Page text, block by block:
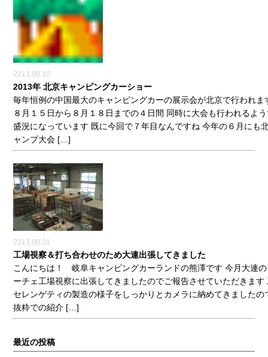
2013.08.10
2013年 北京キャンピングカーショー
毎年恒例の中国最大のキャンピングカーの展示会が北京で行われま
８月１５日から８月１８日までの４日間 同時に大会も行われるよ
盛況になっています 既に今回で７年目なんですね 今年の６月にも
ャンプ大会 […]
2013.08.01
工場視察＆打ち合わせのため大連出張してきました
こんにちは！ 岐阜キャンピングカーランドの熊澤です 今月大連
ーチェ工場視察に出張してきましたのでご報告させていただきます
セレンゲティの製造の様子をしっかりとカメラに納めてきましたの
抜粋での紹介 […]
最近の投稿